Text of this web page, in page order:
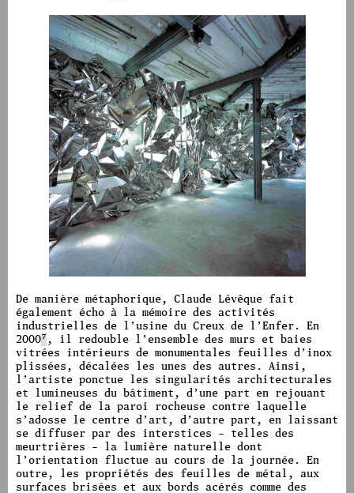
De manière métaphorique, Claude Lévêque fait
également écho à la mémoire des activités
industrielles de l’usine du Creux de l’Enfer.
En
20007 , il redouble l’ensemble des murs et baies
vitrées intérieurs de monumentales feuilles d’inox
plissées, décalées les unes des autres. Ainsi,
l’artiste ponctue les singularités architecturales
et lumineuses du bâtiment, d’une part en rejouant
le relief de la paroi rocheuse contre laquelle
s’adosse le centre d’art, d’autre part, en laissant
se diffuser par des interstices – telles des
meurtrières – la lumière naturelle dont
l’orientation fluctue au cours de la journée. En
outre, les propriétés des feuilles de métal, aux
surfaces brisées et aux bords acérés comme des